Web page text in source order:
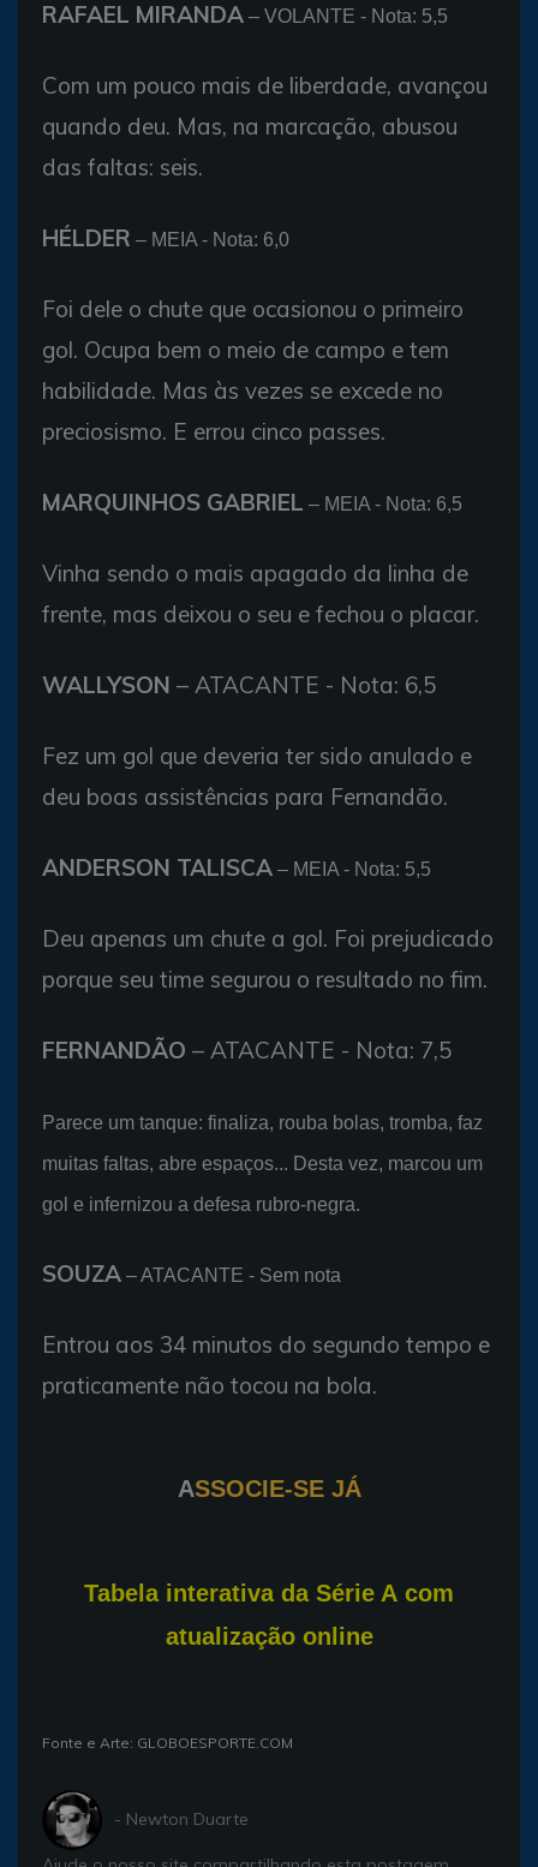
RAFAEL MIRANDA – VOLANTE - Nota: 5,5
Com um pouco mais de liberdade, avançou
quando deu. Mas, na marcação, abusou
das faltas: seis.
HÉLDER – MEIA - Nota: 6,0
Foi dele o chute que ocasionou o primeiro
gol. Ocupa bem o meio de campo e tem
habilidade. Mas às vezes se excede no
preciosismo. E errou cinco passes.
MARQUINHOS GABRIEL – MEIA - Nota: 6,5
Vinha sendo o mais apagado da linha de
frente, mas deixou o seu e fechou o placar.
WALLYSON – ATACANTE - Nota: 6,5
Fez um gol que deveria ter sido anulado e
deu boas assistências para Fernandão.
ANDERSON TALISCA – MEIA - Nota: 5,5
Deu apenas um chute a gol. Foi prejudicado
porque seu time segurou o resultado no fim.
FERNANDÃO – ATACANTE - Nota: 7,5
Parece um tanque: finaliza, rouba bolas, tromba, faz
muitas faltas, abre espaços... Desta vez, marcou um
gol e infernizou a defesa rubro-negra.
SOUZA – ATACANTE - Sem nota
Entrou aos 34 minutos do segundo tempo e
praticamente não tocou na bola.
ASSOCIE-SE JÁ
Tabela interativa da Série A com
atualização online
Fonte e Arte: GLOBOESPORTE.COM
- Newton Duarte